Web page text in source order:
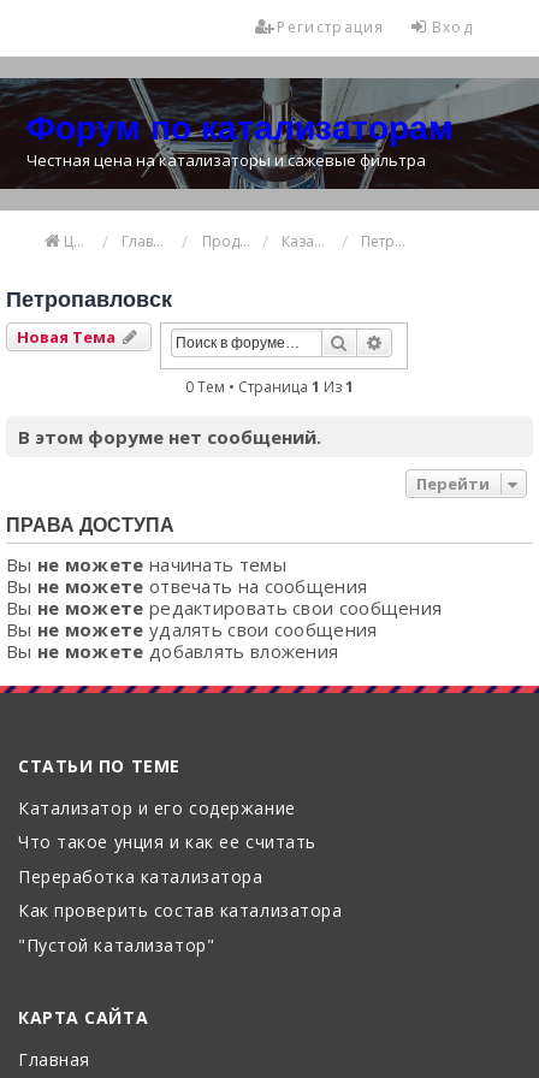
Вход
Регистрация
Форум по катализаторам
Честная цена на катализаторы и сажевые фильтра
Цена катализатора Главная Продажа и покупка катализаторов Казахстан Петропавловск
Петропавловск
Новая Тема Поиск
0 Тем • Страница 1 Из1
В этом форуме нет сообщений.
Перейти
ПРАВА ДОСТУПА
Вы не можете начинать темы
Вы не можете отвечать на сообщения
Вы не можете редактировать свои сообщения
Вы не можете удалять свои сообщения
Вы не можете добавлять вложения
СТАТЬИ ПО ТЕМЕ
Катализатор и его содержание
Что такое унция и как ее считать
Переработка катализатора
Как проверить состав катализатора
"Пустой катализатор"
КАРТА САЙТА
Главная